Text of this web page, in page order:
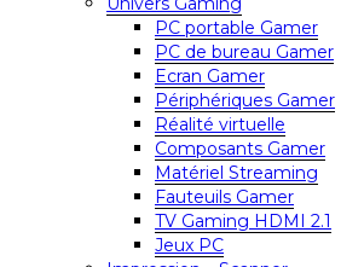
PC portable Gamer
PC de bureau Gamer
Ecran Gamer
Périphériques Gamer
Réalité virtuelle
Composants Gamer
Matériel Streaming
Fauteuils Gamer
TV Gaming HDMI 2.1
Jeux PC